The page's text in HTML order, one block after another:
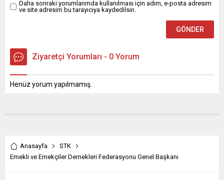
Daha sonraki yorumlarımda kullanılması için adım, e-posta adresim
ve site adresim bu tarayıcıya kaydedilsin.
Ziyaretçi Yorumları - 0 Yorum
Henüz yorum yapılmamış.
Anasayfa
STK
Emekli ve Emekçiler Dernekleri Federasyonu Genel Başkanı